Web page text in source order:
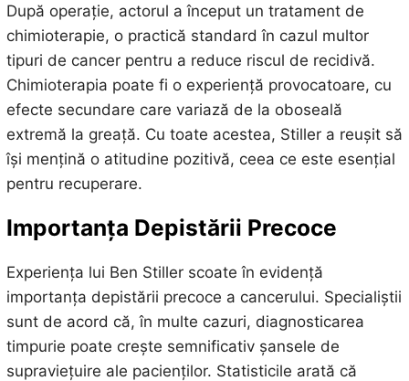
După operație, actorul a început un tratament de
chimioterapie, o practică standard în cazul multor
tipuri de cancer pentru a reduce riscul de recidivă.
Chimioterapia poate fi o experiență provocatoare, cu
efecte secundare care variază de la oboseală
extremă la greață. Cu toate acestea, Stiller a reușit să
își mențină o atitudine pozitivă, ceea ce este esențial
pentru recuperare.
Importanța Depistării Precoce
Experiența lui Ben Stiller scoate în evidență
importanța depistării precoce a cancerului. Specialiștii
sunt de acord că, în multe cazuri, diagnosticarea
timpurie poate crește semnificativ șansele de
supraviețuire ale pacienților. Statisticile arată că